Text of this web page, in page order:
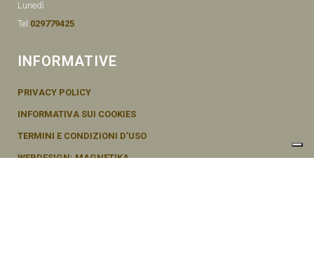
Lunedì
Tel:029779425
INFORMATIVE
PRIVACY POLICY
INFORMATIVA SUI COOKIES
TERMINI E CONDIZIONI D’USO
WEBDESIGN: MAGNETIKA